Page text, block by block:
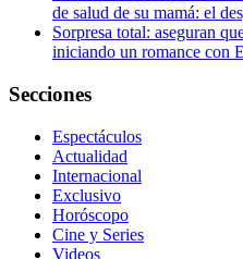
de salud de su mamá: el
Sorpresa total: aseguran
iniciando un romance con
Secciones
Espectáculos
Actualidad
Internacional
Exclusivo
Horóscopo
Cine y Series
Videos